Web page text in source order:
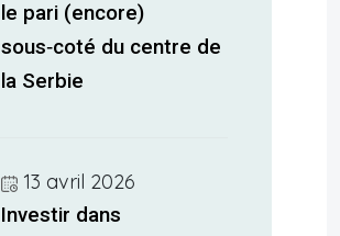
le pari (encore)
sous‑coté du centre de
la Serbie
13 avril 2026
Investir dans